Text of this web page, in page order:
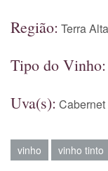
Região: Terra Alta
Tipo do Vinho:
Uva(s):
vinho vinho tinto